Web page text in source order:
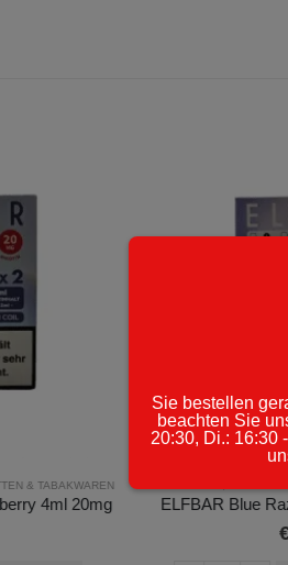
E-ZIGARETTEN,E-ZIGARETTEN
ELFBAR Blue Razz Lemonade
Sie bestellen
beachten Sie
20:30, Di.: 16:30